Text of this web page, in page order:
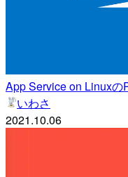
App Service on Linux
いわさ
2021.10.06